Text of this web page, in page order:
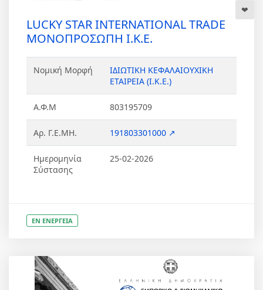
LUCKY STAR INTERNATIONAL TRADE
ΜΟΝΟΠΡΟΣΩΠΗ Ι.Κ.Ε.
Νομική Μορφή
ΙΔΙΩΤΙΚΗ ΚΕΦΑΛΑΙΟΥΧΙΚΗ
ΕΤΑΙΡΕΙΑ (Ι.Κ.Ε.)
Α.Φ.Μ 803195709
Αρ. Γ.Ε.ΜΗ. 191803301000 ↗
Ημερομηνία
Σύστασης
25-02-2026
ΕΝ ΕΝΕΡΓΕΙΑ